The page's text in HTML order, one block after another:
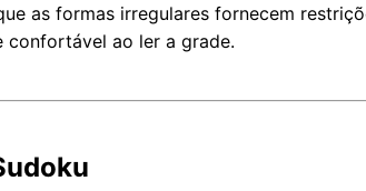
as formas irregulares fornecem
confortável ao ler a grade.